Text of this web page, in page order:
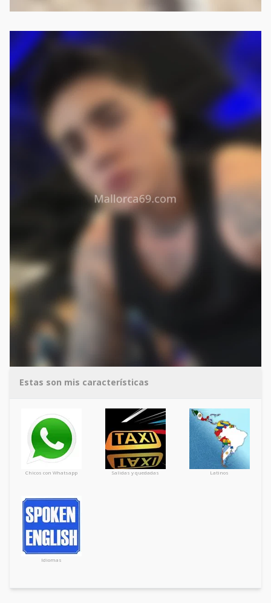
Estas son mis características
Chicos con Whatsapp Salidas y quedadas Latinos
Idiomas